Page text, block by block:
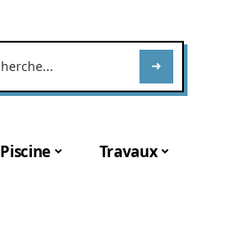
Piscine Travaux